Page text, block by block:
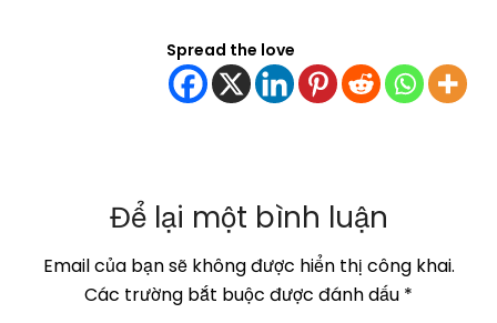
Spread the love
Để lại một bình luận
Email của bạn sẽ không được hiển thị công khai.
Các trường bắt buộc được đánh dấu *